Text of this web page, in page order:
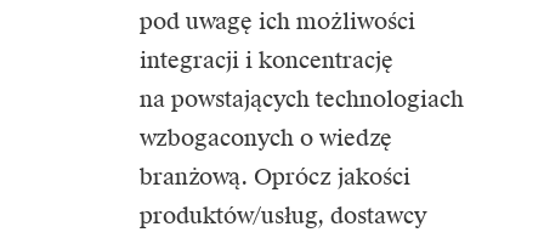
pod uwagę ich możliwości
integracji i koncentrację
na powstających technologiach
wzbogaconych o wiedzę
branżową. Oprócz jakości
produktów/usług, dostawcy